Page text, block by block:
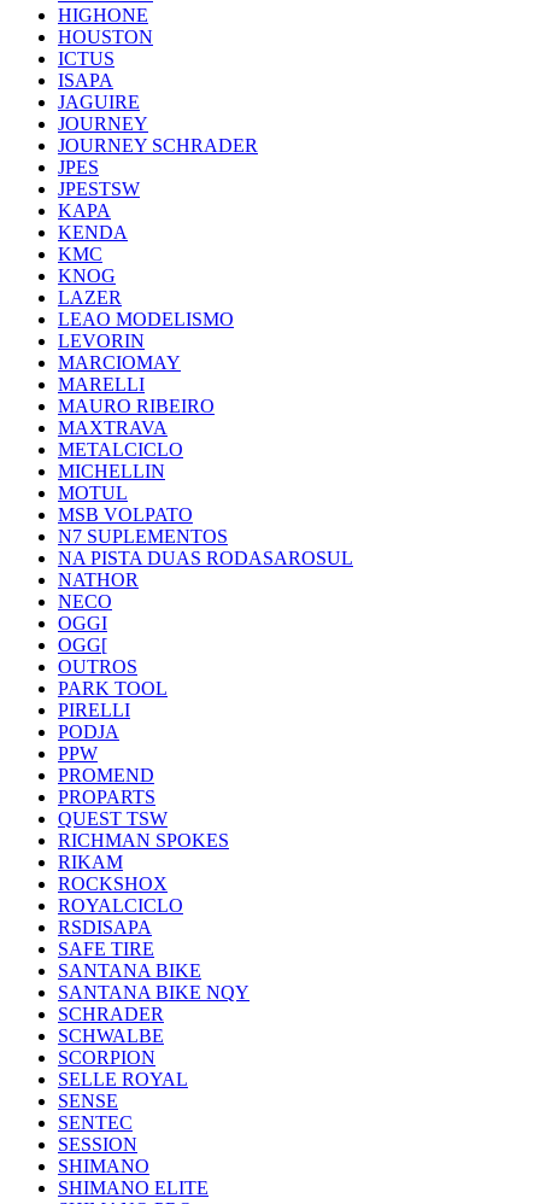
HIGHONE
HOUSTON
ICTUS
ISAPA
JAGUIRE
JOURNEY
JOURNEY SCHRADER
JPES
JPESTSW
KAPA
KENDA
KMC
KNOG
LAZER
LEAO MODELISMO
LEVORIN
MARCIOMAY
MARELLI
MAURO RIBEIRO
MAXTRAVA
METALCICLO
MICHELLIN
MOTUL
MSB VOLPATO
N7 SUPLEMENTOS
NA PISTA DUAS RODASAROSUL
NATHOR
NECO
OGGI
OGG[
OUTROS
PARK TOOL
PIRELLI
PODJA
PPW
PROMEND
PROPARTS
QUEST TSW
RICHMAN SPOKES
RIKAM
ROCKSHOX
ROYALCICLO
RSDISAPA
SAFE TIRE
SANTANA BIKE
SANTANA BIKE NQY
SCHRADER
SCHWALBE
SCORPION
SELLE ROYAL
SENSE
SENTEC
SESSION
SHIMANO
SHIMANO ELITE